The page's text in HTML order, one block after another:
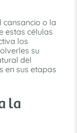
cansancio o la
estas células
los
su
del
en sus etapas
la